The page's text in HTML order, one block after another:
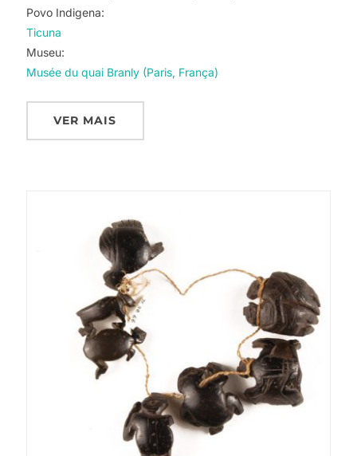
Povo Indigena:
Ticuna
Museu:
Musée du quai Branly (Paris, França)
VER MAIS